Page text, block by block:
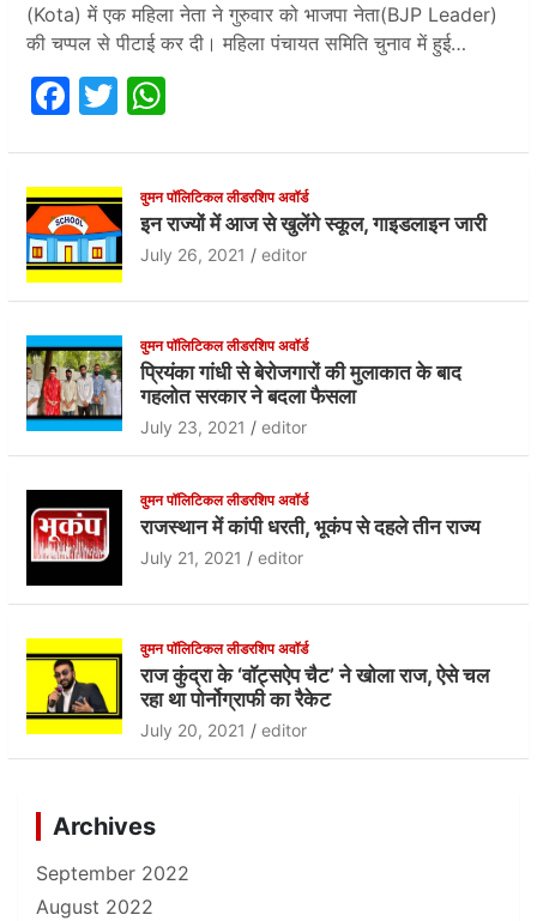
(Kota) में एक महिला नेता ने गुरुवार को भाजपा नेता(BJP Leader)
की चप्पल से पीटाई कर दी। महिला पंचायत समिति चुनाव में हुई…
F
e
b
o
o
k
T
er s
A
p
वुमन पॉलिटिकल लीडरशिप अवॉर्ड
इन राज्यों में आज से खुलेंगे स्कूल, गाइडलाइन जारी
July 26, 2021 editor
वुमन पॉलिटिकल लीडरशिप अवॉर्ड
प्रियंका गांधी से बेरोजगारों की मुलाकात के बाद
गहलोत सरकार ने बदला फैसला
July 23, 2021 editor
वुमन पॉलिटिकल लीडरशिप अवॉर्ड
राजस्थान में कांपी धरती, भूकंप से दहले तीन राज्य
July 21, 2021 editor
वुमन पॉलिटिकल लीडरशिप अवॉर्ड
राज कुंद्रा के ‘वॉट्सऐप चैट’ ने खोला राज, ऐसे चल
रहा था पोर्नोग्राफी का रैकेट
July 20, 2021 editor
Archives
September 2022
August 2022